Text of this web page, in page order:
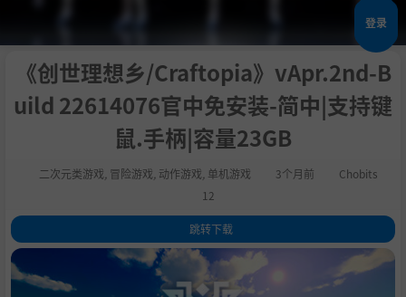
登录
《创世理想乡/Craftopia》vApr.2nd-B
uild 22614076官中免安装-简中|支持键
鼠.手柄|容量23GB
二次元类游戏 冒险游戏 动作游戏 单机游戏 3个月前
Chobits
12
跳转下载
1.关于这款游戏
2.农业